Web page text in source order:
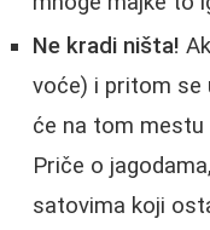
Ne kradi ništa!
voće) i pritom se
će na tom mestu
Priče o
satovima koji